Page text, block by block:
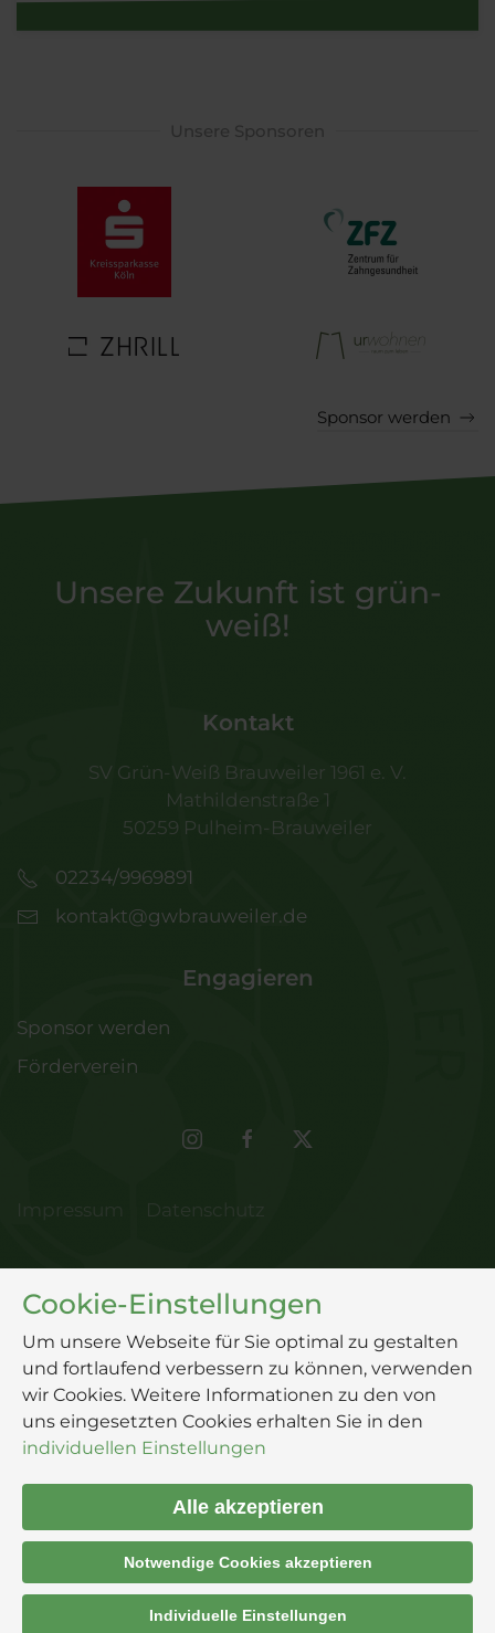
Unsere Sponsoren
Sponsor werden
Unsere Zukunft ist grün-
weiß!
Kontakt
SV Grün-Weiß Brauweiler 1961 e. V.
Mathildenstraße 1
50259 Pulheim-Brauweiler
02234/9969891
kontakt@gwbrauweiler.de
Engagieren
Sponsor werden
Förderverein
Cookie-Einstellungen
Um unsere Webseite für Sie optimal zu gestalten
und fortlaufend verbessern zu können, verwenden
wir Cookies. Weitere Informationen zu den von
uns eingesetzten Cookies erhalten Sie in den
individuellen Einstellungen
Alle akzeptieren
Notwendige Cookies akzeptieren
Individuelle Einstellungen